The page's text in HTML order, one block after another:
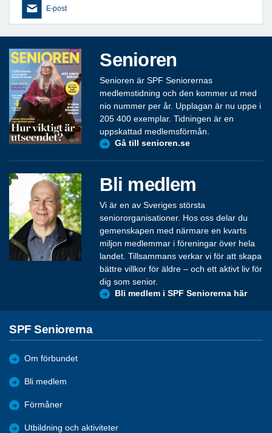
E-post
Senioren
Senioren är SPF Seniorernas
medlemstidning och den kommer ut med
nio nummer per år. Upplagan är nu uppe i
205 400 exemplar. Tidningen är en
uppskattad medlemsförmån.
Gå till senioren.se
Bli medlem
Vi är en av Sveriges största
seniororganisationer. Hos oss delar du
gemenskapen med närmare en kvarts
miljon medlemmar i föreningar över hela
landet. Tillsammans verkar vi för att skapa
bättre villkor för äldre – och ett aktivt liv för
dig som senior.
Bli medlem i SPF Seniorerna här
SPF Seniorerna
Om förbundet
Bli medlem
Förmåner
Utbildning och aktiviteter